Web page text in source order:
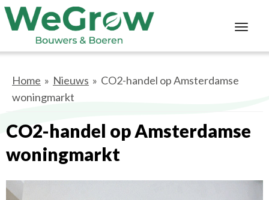
Home » Nieuws » CO2-handel op Amsterdamse
woningmarkt
CO2-handel op Amsterdamse
woningmarkt